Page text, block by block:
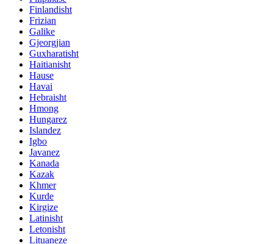
Finlandisht
Frizian
Galike
Gjeorgjian
Guxharatisht
Haitianisht
Hause
Havai
Hebraisht
Hmong
Hungarez
Islandez
Igbo
Javanez
Kanada
Kazak
Khmer
Kurde
Kirgize
Latinisht
Letonisht
Lituaneze